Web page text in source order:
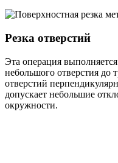
Резка отверстий
Эта операция
небольшого отверстия до
отверстий
допускает небольшие
окружности.